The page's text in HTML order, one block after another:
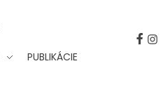
PUBLIKÁCIE